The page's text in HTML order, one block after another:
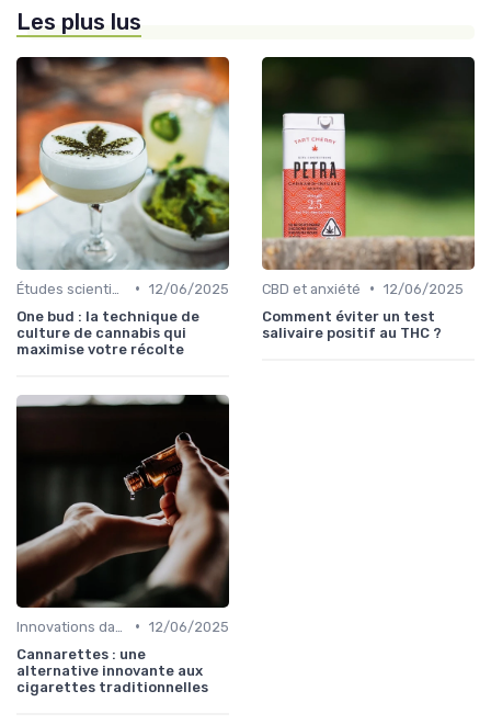
Les plus lus
• 12/06/2025
One bud : la technique de
culture de cannabis qui
maximise votre récolte
CBD et anxiété • 12/06/2025
Comment éviter un test
salivaire positif au THC ?
• 12/06/2025
Cannarettes : une
alternative innovante aux
cigarettes traditionnelles